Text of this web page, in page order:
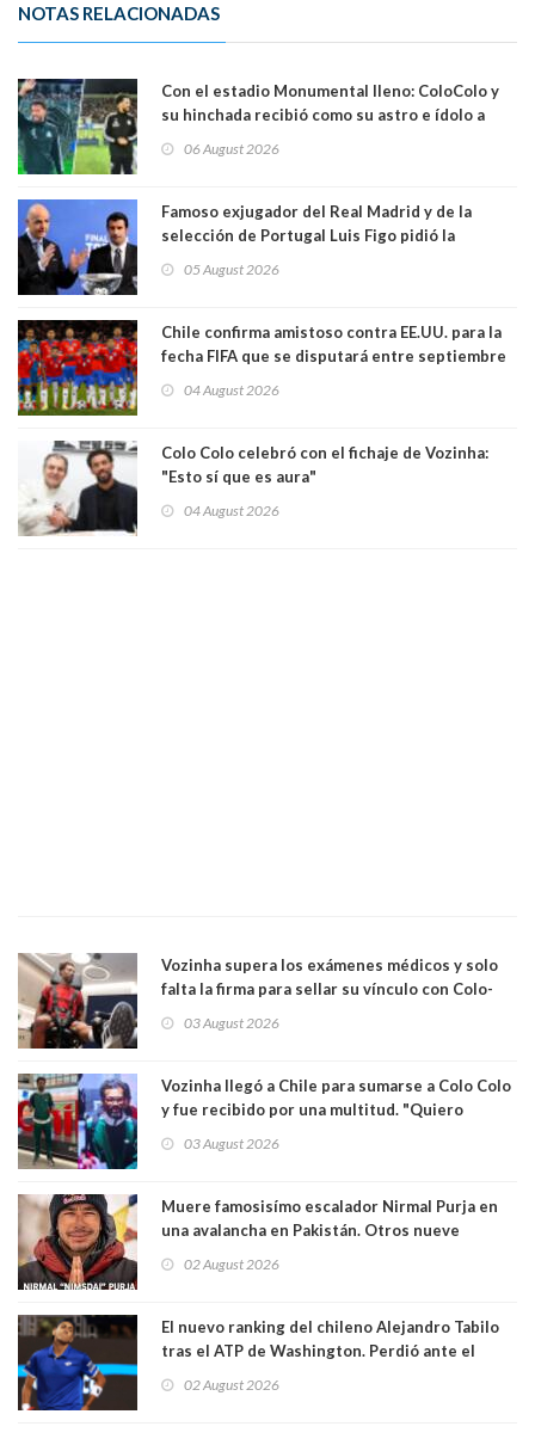
NOTAS RELACIONADAS
Con el estadio Monumental lleno: ColoColo y
su hinchada recibió como su astro e ídolo a
06 August 2026
Famoso exjugador del Real Madrid y de la
selección de Portugal Luis Figo pidió la
comportamiento más bajo y cobarde que he
05 August 2026
Chile confirma amistoso contra EE.UU. para la
fecha FIFA que se disputará entre septiembre
04 August 2026
Colo Colo celebró con el fichaje de Vozinha:
"Esto sí que es aura"
04 August 2026
Vozinha supera los exámenes médicos y solo
falta la firma para sellar su vínculo con Colo-
03 August 2026
Vozinha llegó a Chile para sumarse a Colo Colo
y fue recibido por una multitud. "Quiero
hinchas"
03 August 2026
Muere famosisímo escalador Nirmal Purja en
una avalancha en Pakistán. Otros nueve
02 August 2026
El nuevo ranking del chileno Alejandro Tabilo
tras el ATP de Washington. Perdió ante el
02 August 2026